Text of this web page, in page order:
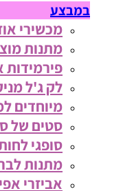
במבצע
מכשירי
מתנות
פירמידות
לק ג'ל
מיוחדים
סטים של
סופגי
מתנות
אביזרי